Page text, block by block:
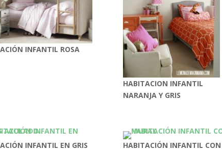
INFANTIL ROSA
HABITACION INFANTIL
NARANJA Y GRIS
INFANTIL EN GRIS
HABITACIÓN INFANTIL CON